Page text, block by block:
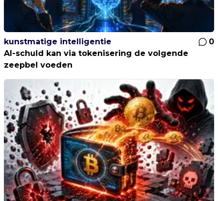
kunstmatige intelligentie
0
AI-schuld kan via tokenisering de volgende
zeepbel voeden